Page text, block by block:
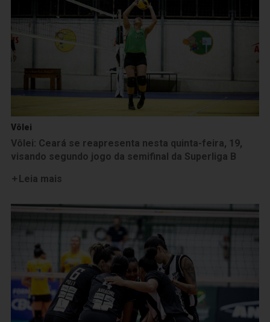
Vôlei
Vôlei: Ceará se reapresenta nesta quinta-feira, 19,
visando segundo jogo da semifinal da Superliga B
Leia mais